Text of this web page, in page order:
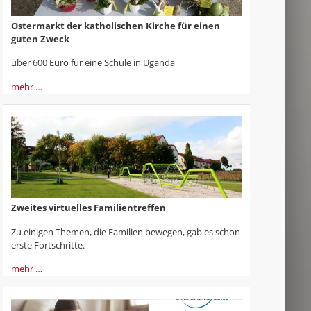
Ostermarkt der katholischen Kirche für einen
guten Zweck
über 600 Euro für eine Schule in Uganda
mehr …
Zweites virtuelles Familientreffen
Zu einigen Themen, die Familien bewegen, gab es schon
erste Fortschritte.
mehr …